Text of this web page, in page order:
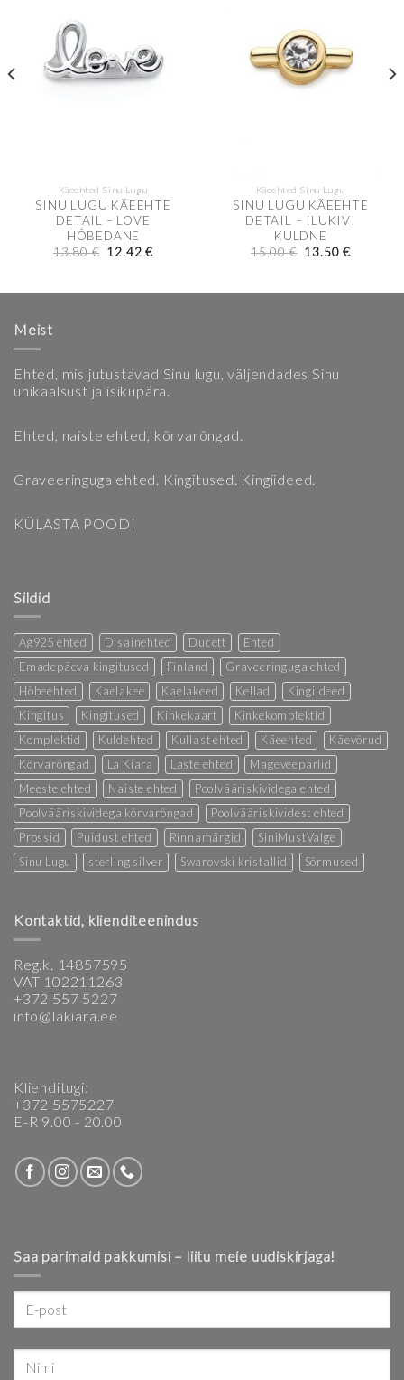
Käeehted Sinu Lugu
SINU LUGU KÄEEHTE
DETAIL – LOVE
HÕBEDANE
13.80€ Algne
12.42€
Käeehted Sinu Lugu
SINU LUGU KÄEEHTE
DETAIL – ILUKIVI
KULDNE
15.00€ Algne
13.50€
Meist
Ehted, mis jutustavad Sinu lugu, väljendades Sinu
unikaalsust ja isikupära.
Ehted, naiste ehted, kõrvarõngad.
Graveeringuga ehted. Kingitused. Kingiideed.
KÜLASTA POODI
Sildid
Ag925 ehted Disainehted Ducett
Ehted
Emadepäeva kingitused
Finland
Graveeringuga ehted
Hõbeehted
Kaelakee Kaelakeed Kellad
Kingiideed
Kingitus
Kingitused Kinkekaart
Kinkekomplektid
Komplektid
Kuldehted Kullast ehted Käeehted
Käevõrud
Kõrvarõngad
La Kiara Laste ehted
Mageveepärlid
Meeste ehted
Naiste ehted
Poolvääriskividega ehted
Poolvääriskividega kõrvarõngad
Poolvääriskividest ehted
Prossid
Puidust ehted Rinnamärgid
SiniMustValge
Sinu Lugu
sterling silver Swarovski kristallid Sõrmused
Kontaktid, klienditeenindus
Reg.k. 14857595
VAT 102211263
+372 557 5227
info@lakiara.ee
Klienditugi:
+372 5575227
E-R 9.00 - 20.00
Saa parimaid pakkumisi – liitu meie uudiskirjaga!